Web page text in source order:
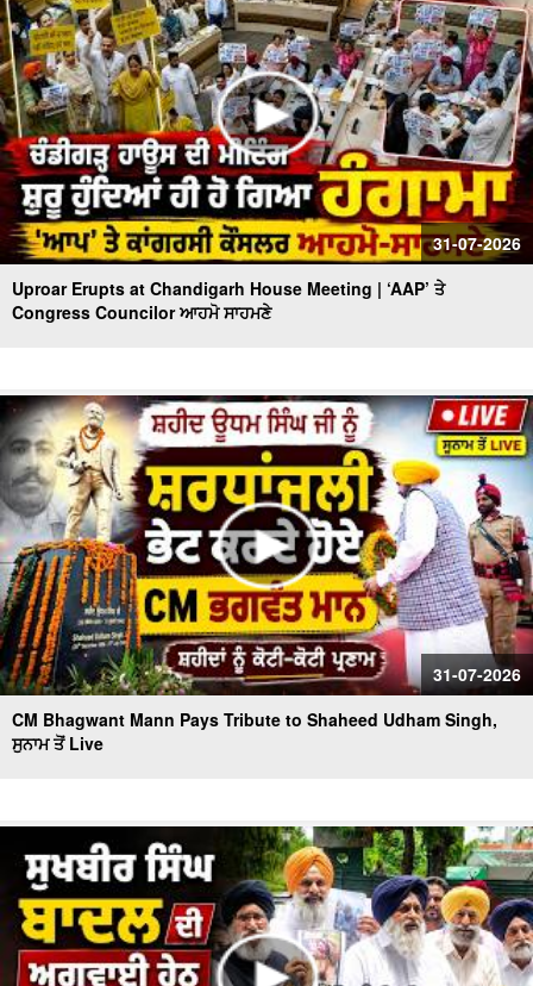
31-07-2026
Uproar Erupts at Chandigarh House Meeting | ‘AAP’ ਤੇ
Congress Councilor ਆਹਮੋ ਸਾਹਮਣੇ
31-07-2026
CM Bhagwant Mann Pays Tribute to Shaheed Udham Singh,
ਸੁਨਾਮ ਤੋਂ Live